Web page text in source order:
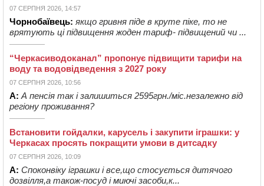
07 СЕРПНЯ 2026, 14:57
Чорнобаївець: якщо гривня піде в круте піке, то не
врятують ці підвищення жоден тариф- підвищений чи ...
“Черкасиводоканал” пропонує підвищити тарифи на
воду та водовідведення з 2027 року
07 СЕРПНЯ 2026, 10:56
А: А пенсія так і залишиться 2595грн./міс.незалежно від
регіону проживання?
Встановити гойдалки, карусель і закупити іграшки: у
Черкасах просять покращити умови в дитсадку
07 СЕРПНЯ 2026, 10:09
А: Споконвіку іграшки і все,що стосується дитячого
дозвілля,а також-посуд і миючі засоби,к...